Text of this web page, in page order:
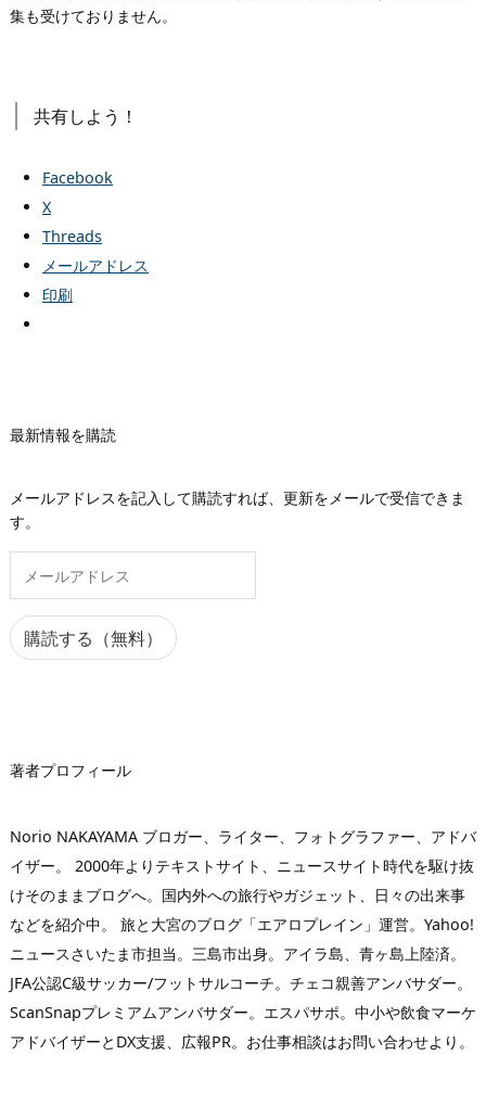
集も受けておりません。
共有しよう！
Facebook
X
Threads
メールアドレス
印刷
最新情報を購読
メールアドレスを記入して購読すれば、更新をメールで受信できま
す。
ア
ド
購読する（無料）
著者プロフィール
Norio NAKAYAMA ブロガー、ライター、フォトグラファー、アドバ
イザー。 2000年よりテキストサイト、ニュースサイト時代を駆け抜
けそのままブログへ。国内外への旅行やガジェット、日々の出来事
などを紹介中。 旅と大宮のブログ「エアロプレイン」運営。Yahoo!
ニュースさいたま市担当。三島市出身。アイラ島、青ヶ島上陸済。
JFA公認C級サッカー/フットサルコーチ。チェコ親善アンバサダー。
ScanSnapプレミアムアンバサダー。エスパサポ。中小や飲食マーケ
アドバイザーとDX支援、広報PR。お仕事相談はお問い合わせより。